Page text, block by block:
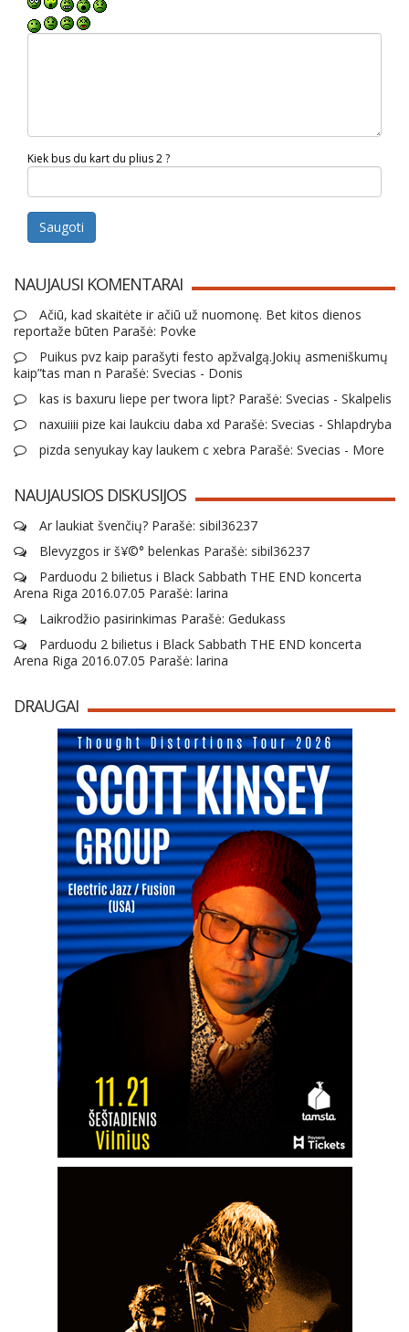
Kiek bus du kart du plius 2 ?
Saugoti
NAUJAUSI KOMENTARAI
Ačiū, kad skaitėte ir ačiū už nuomonę. Bet kitos dienos
reportaže būten Parašė: Povke
Puikus pvz kaip parašyti festo apžvalgą.Jokių asmeniškumų
kaip”tas man n Parašė: Svecias - Donis
kas is baxuru liepe per twora lipt? Parašė: Svecias - Skalpelis
naxuiiii pize kai laukciu daba xd Parašė: Svecias - Shlapdryba
pizda senyukay kay laukem c xebra Parašė: Svecias - More
NAUJAUSIOS DISKUSIJOS
Ar laukiat švenčių? Parašė: sibil36237
Blevyzgos ir š¥©° belenkas Parašė: sibil36237
Parduodu 2 bilietus i Black Sabbath THE END koncerta
Arena Riga 2016.07.05 Parašė: larina
Laikrodžio pasirinkimas Parašė: Gedukass
Parduodu 2 bilietus i Black Sabbath THE END koncerta
Arena Riga 2016.07.05 Parašė: larina
DRAUGAI